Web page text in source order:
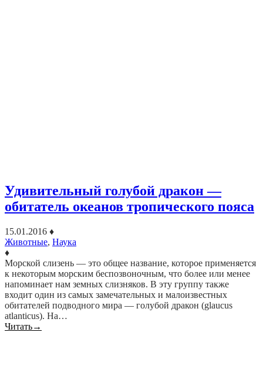
Удивительный голубой дракон —
обитатель океанов тропического пояса
15.01.2016 ♦
Животные, Наука
♦
Морской слизень — это общее название, которое применяется
к некоторым морским беспозвоночным, что более или менее
напоминает нам земных слизняков. В эту группу также
входит один из самых замечательных и малоизвестных
обитателей подводного мира — голубой дракон (glaucus
atlanticus). На…
Читать→